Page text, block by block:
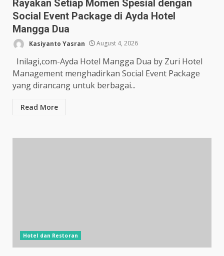
Rayakan Setiap Momen Spesial dengan
Social Event Package di Ayda Hotel
Mangga Dua
Kasiyanto Yasran August 4, 2026
Inilagi,com-Ayda Hotel Mangga Dua by Zuri Hotel
Management menghadirkan Social Event Package
yang dirancang untuk berbagai...
Read More
Hotel dan Restoran